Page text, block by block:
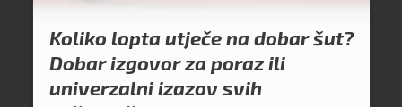
Koliko lopta utječe na dobar šut?
Dobar izgovor za poraz ili
univerzalni izazov svih